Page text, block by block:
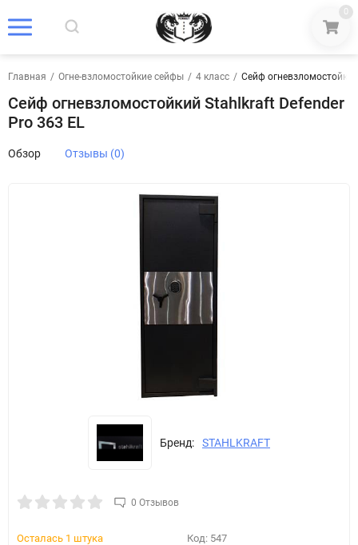
0
Главная / Огне-взломостойкие сейфы / 4 класс / Сейф
Сейф огневзломостойкий Stahlkraft Defender
Pro 363 EL
Обзор Отзывы (0)
Бренд: STAHLKRAFT
0 Отзывов
Осталась 1 штука Код: 547